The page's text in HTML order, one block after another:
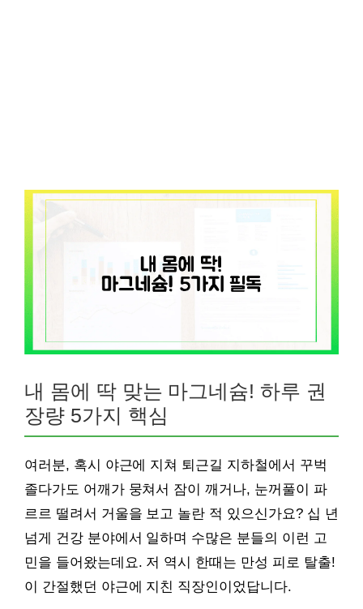
내 몸에 딱 맞는 마그네슘! 하루 권
장량 5가지 핵심
여러분, 혹시 야근에 지쳐 퇴근길 지하철에서 꾸벅
졸다가도 어깨가 뭉쳐서 잠이 깨거나, 눈꺼풀이 파
르르 떨려서 거울을 보고 놀란 적 있으신가요? 십 년
넘게 건강 분야에서 일하며 수많은 분들의 이런 고
민을 들어왔는데요. 저 역시 한때는 만성 피로 탈출!
이 간절했던 야근에 지친 직장인이었답니다.